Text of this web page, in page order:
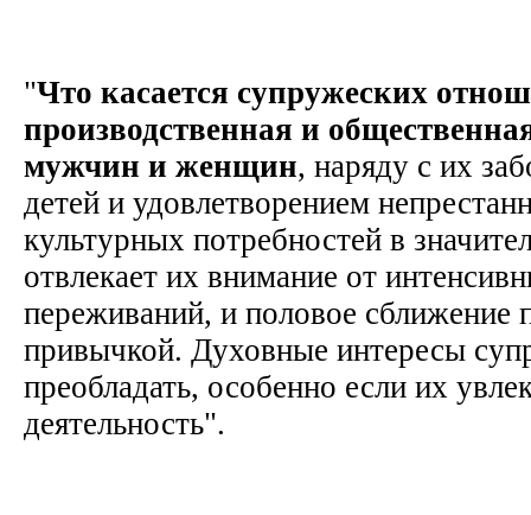
"Что касается супружеских
производственная и
мужчин и женщин, наряду с их
детей и удовлетворением
культурных потребностей в
отвлекает их внимание от
переживаний, и половое сближение
привычкой. Духовные интересы
преобладать, особенно если их
деятельность".